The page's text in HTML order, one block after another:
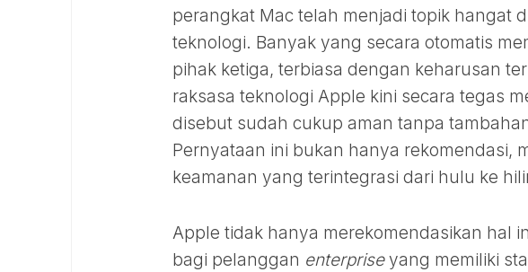
perangkat Mac telah menjadi topik hangat
teknologi. Banyak yang secara otomatis
pihak ketiga, terbiasa dengan keharusan
raksasa teknologi Apple kini secara tegas
disebut sudah cukup aman tanpa
Pernyataan ini bukan hanya rekomendasi,
keamanan yang terintegrasi dari hulu ke
Apple tidak hanya merekomendasikan hal
bagi pelanggan enterpriseyang memiliki